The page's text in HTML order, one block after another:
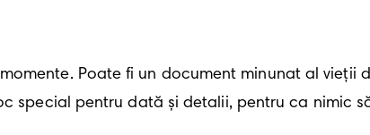
Poate fi un document minunat al vieții
special pentru dată și detalii, pentru ca nimic